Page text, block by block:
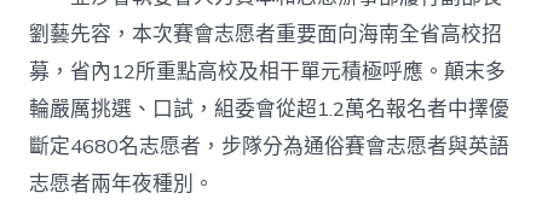
劉藝先容，本次賽會志愿者重要面向海南全省高校招
募，省內12所重點高校及相干單元積極呼應。顛末多
輪嚴厲挑選、口試，組委會從超1.2萬名報名者中擇優
斷定4680名志愿者，步隊分為通俗賽會志愿者與英語
志愿者兩年夜種別。